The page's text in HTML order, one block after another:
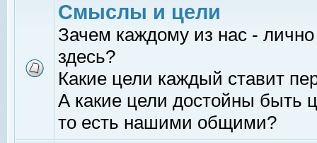
Смыслы и цели
Зачем каждому из нас -
здесь?
Какие цели каждый ставит
А какие цели достойны быть
то есть нашими общими?